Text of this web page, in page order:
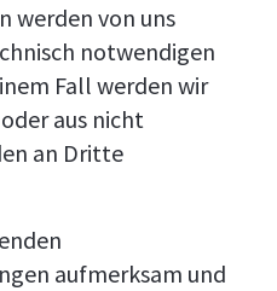
werden von uns
notwendigen
Fall werden wir
aus nicht
an Dritte
aufmerksam und